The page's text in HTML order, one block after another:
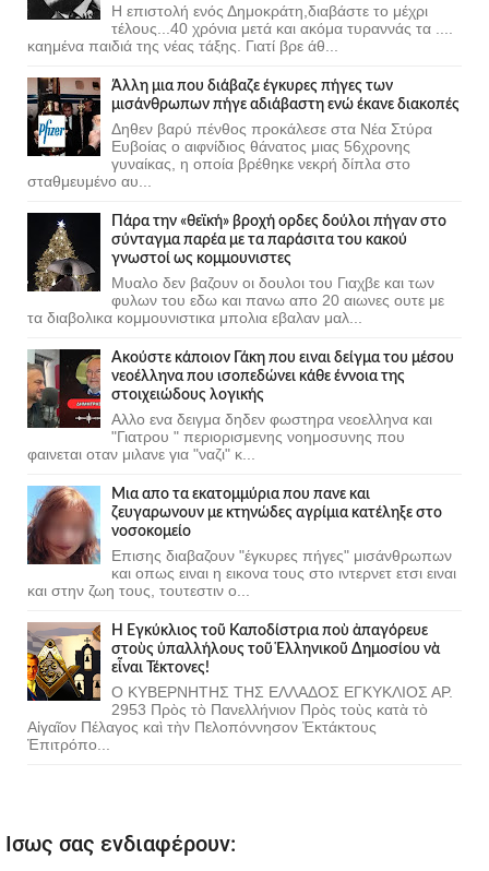
Η επιστολή ενός Δημοκράτη,διαβάστε το μέχρι
τέλους...40 χρόνια μετά και ακόμα τυραννάς τα ....
καημένα παιδιά της νέας τάξης. Γιατί βρε άθ...
Άλλη μια που διάβαζε έγκυρες πήγες των
μισάνθρωπων πήγε αδιάβαστη ενώ έκανε διακοπές
Δηθεν βαρύ πένθος προκάλεσε στα Νέα Στύρα
Ευβοίας ο αιφνίδιος θάνατος μιας 56χρονης
γυναίκας, η οποία βρέθηκε νεκρή δίπλα στο
σταθμευμένο αυ...
Πάρα την «θεϊκή» βροχή ορδες δούλοι πήγαν στο
σύνταγμα παρέα με τα παράσιτα του κακού
γνωστοί ως κομμουνιστες
Μυαλο δεν βαζουν οι δουλοι του Γιαχβε και των
φυλων του εδω και πανω απο 20 αιωνες ουτε με
τα διαβολικα κομμουνιστικα μπολια εβαλαν μαλ...
Ακούστε κάποιον Γάκη που ειναι δείγμα του μέσου
νεοέλληνα που ισοπεδώνει κάθε έννοια της
στοιχειώδους λογικής
Αλλο ενα δειγμα δηδεν φωστηρα νεοελληνα και
"Γιατρου " περιορισμενης νοημοσυνης που
φαινεται οταν μιλανε για "ναζι" κ...
Μια απο τα εκατομμύρια που πανε και
ζευγαρωνουν με κτηνώδες αγρίμια κατέληξε στο
νοσοκομείο
Επισης διαβαζουν "έγκυρες πήγες" μισάνθρωπων
και οπως ειναι η εικονα τους στο ιντερνετ ετσι ειναι
και στην ζωη τους, τουτεστιν ο...
Ἡ Ἐγκύκλιος τοῦ Καποδίστρια ποὺ ἀπαγόρευε
στοὺς ὑπαλλήλους τοῦ Ἑλληνικοῦ Δημοσίου νὰ
εἶναι Τέκτονες!
Ο ΚΥΒΕΡΝΗΤΗΣ ΤΗΣ ΕΛΛΑΔΟΣ ΕΓΚΥΚΛΙΟΣ ΑΡ.
2953 Πρὸς τὸ Πανελλήνιον Πρὸς τοὺς κατὰ τὸ
Αἰγαῖον Πέλαγος καὶ τὴν Πελοπόννησον Ἐκτάκτους
Ἐπιτρόπο...